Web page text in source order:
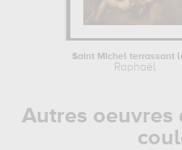
Raphaël
Autres oeuvres